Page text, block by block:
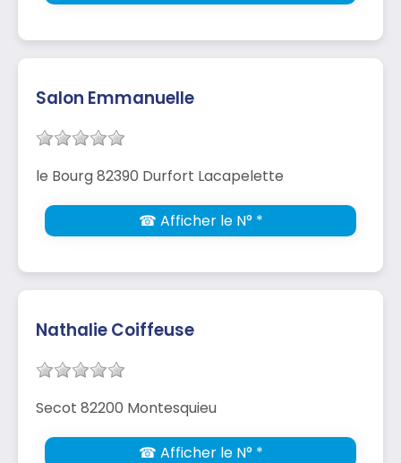
Salon Emmanuelle
le Bourg 82390 Durfort Lacapelette
☎ Afficher le N° *
Nathalie Coiffeuse
Secot 82200 Montesquieu
☎ Afficher le N° *